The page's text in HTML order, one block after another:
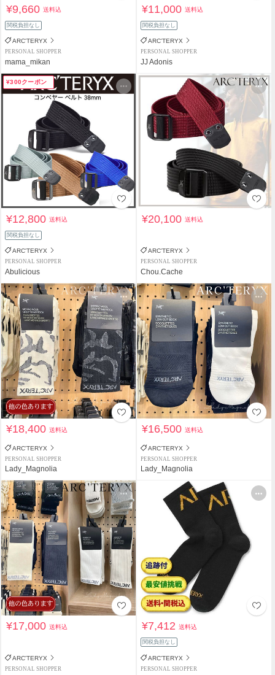
¥9,660送料込
関税負担なし
ARC'TERYX
PERSONAL SHOPPER
mama_mikan
¥11,000送料込
関税負担なし
ARC'TERYX
PERSONAL SHOPPER
JJ Adonis
¥300クーポン
¥12,800送料込
関税負担なし
ARC'TERYX
PERSONAL SHOPPER
Abulicious
¥20,100送料込
ARC'TERYX
PERSONAL SHOPPER
Chou.Cache
¥18,400送料込
ARC'TERYX
PERSONAL SHOPPER
Lady_Magnolia
¥16,500送料込
ARC'TERYX
PERSONAL SHOPPER
Lady_Magnolia
¥17,000送料込
ARC'TERYX
PERSONAL SHOPPER
¥7,412送料込
関税負担なし
ARC'TERYX
PERSONAL SHOPPER